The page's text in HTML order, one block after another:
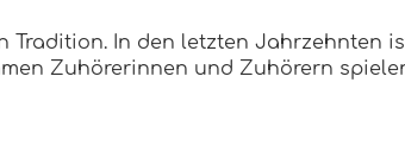
Tradition. In den letzten Jahrzehnten
Zuhörerinnen und Zuhörern